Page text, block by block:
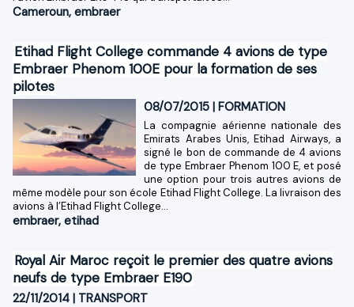
Cameroun, embraer
Etihad Flight College commande 4 avions de type
Embraer Phenom 100E pour la formation de ses
pilotes
08/07/2015 |FORMATION
La compagnie aérienne nationale des
Emirats Arabes Unis, Etihad Airways, a
signé le bon de commande de 4 avions
de type Embraer Phenom 100 E, et posé
une option pour trois autres avions de
même modèle pour son école Etihad Flight College. La livraison des
avions à l’Etihad Flight College...
embraer, etihad
Royal Air Maroc reçoit le premier des quatre avions
neufs de type Embraer E190
22/11/2014 | TRANSPORT